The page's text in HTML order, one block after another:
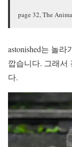
page 32, The
astonished는 놀
깝습니다. 그래서
다.